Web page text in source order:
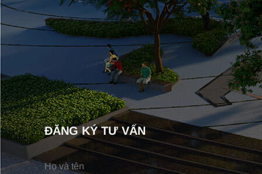
ĐĂNG KÝ TƯ VẤN